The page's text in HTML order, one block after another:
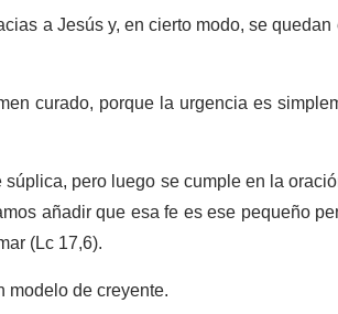
a Jesús y, en cierto modo, se
curado, porque la urgencia es
pero luego se cumple en la
añadir que esa fe es ese pequeño
(Lc 17,6).
de creyente.